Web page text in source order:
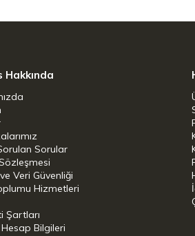
Hakkında
Sorular
Veri Güvenliği
Hizmetleri
Şartları
Bilgileri